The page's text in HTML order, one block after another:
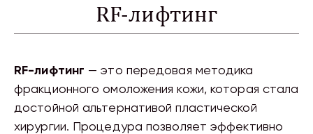
RF-лифтинг
RF-лифтинг — это передовая методика
фракционного омоложения кожи, которая стала
достойной альтернативой пластической
хирургии. Процедура позволяет эффективно